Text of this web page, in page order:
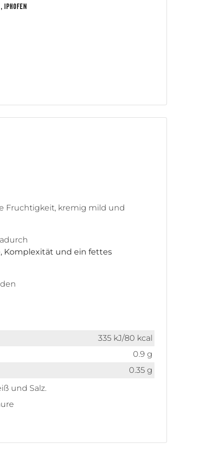
, Iphofen
Fruchtigkeit, kremig mild und
Komplexität und ein fettes
335 kJ/80 kcal
0.9 g
0.35 g
und Salz.